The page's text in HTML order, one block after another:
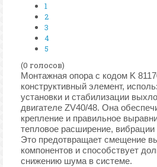
1
2
3
4
5
(0 голосов)
Монтажная опора с кодом K
конструктивный элемент,
установки и стабилизации
двигателе ZV40/48. Она
крепление и правильное
тепловое расширение, вибрации
Это предотвращает смещение
компонентов и способствует
снижению шума в системе.